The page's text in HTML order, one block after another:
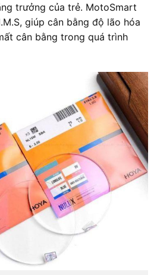
trưởng của trẻ. MotoSmart
giúp cân bằng độ lão hóa
cân bằng trong quá trình